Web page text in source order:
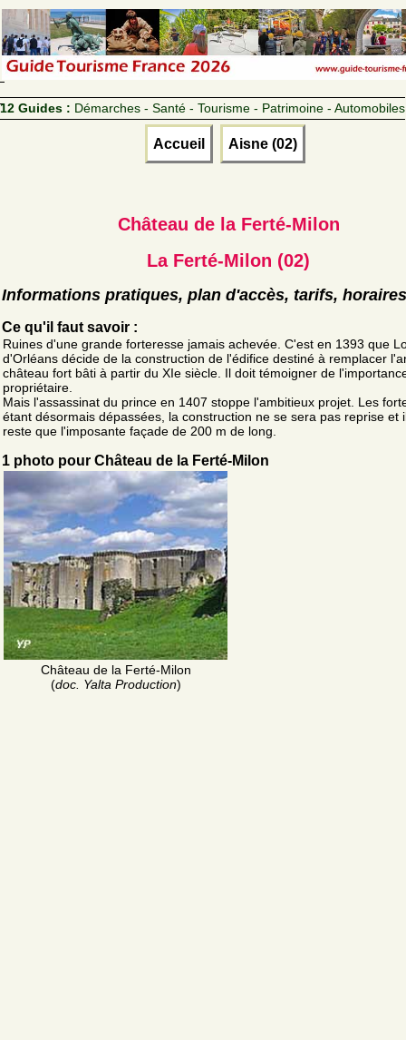
12 Guides : Démarches - Santé - Tourisme - Patrimoine - Automobiles
Accueil Aisne (02)
Château de la Ferté-Milon
La Ferté-Milon (02)
Informations pratiques, plan d'accès, tarifs, horaires
Ce qu'il faut savoir :
Ruines d'une grande forteresse jamais achevée. C'est en 1393 que
d'Orléans décide de la construction de l'édifice destiné à remplacer
château fort bâti à partir du XIe siècle. Il doit témoigner de
propriétaire.
Mais l'assassinat du prince en 1407 stoppe l'ambitieux projet. Les
étant désormais dépassées, la construction ne se sera pas reprise et
reste que l'imposante façade de 200 m de long.
1 photo pour Château de la Ferté-Milon
Château de la Ferté-Milon
(doc. Yalta Production)